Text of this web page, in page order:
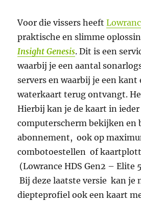
Voor die vissers heeft
praktische en slimme
Insight Genesis. Dit is een
waarbij je een aantal
servers en waarbij je een kant
waterkaart terug ontvangt.
Hierbij kan je de kaart in ieder
computerscherm bekijken en
abonnement, ook op
combotoestellen of
(Lowrance HDS Gen2 – Elite
Bij deze laatste versie kan je
diepteprofiel ook een kaart